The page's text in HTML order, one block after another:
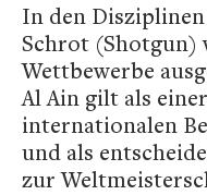
In den
Schrot (Shotgun)
Wettbewerbe
Al Ain gilt als
internationalen
und als
zur